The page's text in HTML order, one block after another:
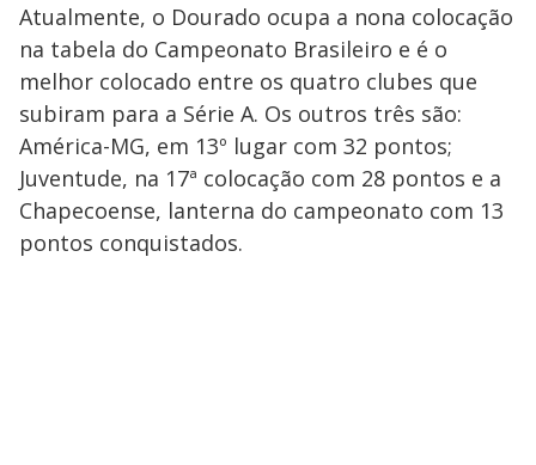
Atualmente, o Dourado ocupa a nona colocação
na tabela do Campeonato Brasileiro e é o
melhor colocado entre os quatro clubes que
subiram para a Série A. Os outros três são:
América-MG, em 13º lugar com 32 pontos;
Juventude, na 17ª colocação com 28 pontos e a
Chapecoense, lanterna do campeonato com 13
pontos conquistados.